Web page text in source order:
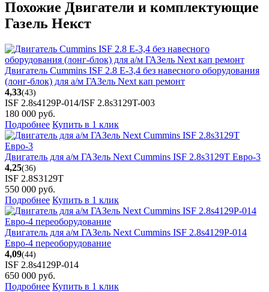
Похожие Двигатели и комплектующие
Газель Некст
Двигатель Cummins ISF 2.8 Е-3,4 без навесного оборудования
(лонг-блок) для а/м ГАЗель Next кап ремонт
4,33(43)
ISF 2.8s4129P-014/ISF 2.8s3129T-003
180 000 руб.
Подробнее Купить в 1 клик
Двигатель для а/м ГАЗель Next Cummins ISF 2.8s3129T Евро-3
4,25(36)
ISF 2.8S3129T
550 000 руб.
Подробнее Купить в 1 клик
Двигатель для а/м ГАЗель Next Cummins ISF 2.8s4129P-014
Евро-4 переоборудование
4,09(44)
ISF 2.8s4129P-014
650 000 руб.
Подробнее Купить в 1 клик